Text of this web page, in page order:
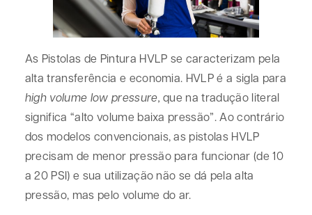
As Pistolas de Pintura HVLP se caracterizam pela
alta transferência e economia. HVLP é a sigla para
high volume low pressure,que na tradução literal
significa “alto volume baixa pressão”. Ao contrário
dos modelos convencionais, as pistolas HVLP
precisam de menor pressão para funcionar (de 10
a 20 PSI) e sua utilização não se dá pela alta
pressão, mas pelo volume do ar.